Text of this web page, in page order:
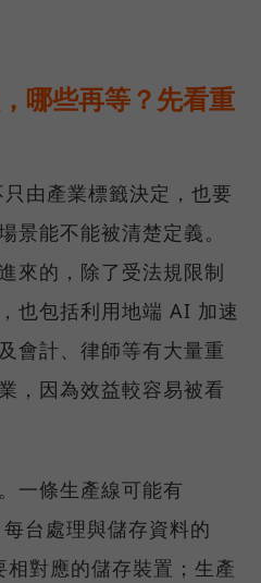
哪些再等？先看重
由產業標籤決定，也要
景能不能被清楚定義。
來的，除了受法規限制
也包括利用地端 AI 加速
會計、律師等有大量重
，因為效益較容易被看
一條生產線可能有
台處理與儲存資料的
對應的儲存裝置；生產